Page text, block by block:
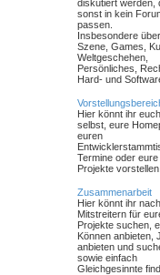
diskutiert werden,
sonst in kein
passen.
Insbesondere über
Szene, Games,
Weltgeschehen,
Persönliches,
Hard- und
Hier könnt ihr euch
selbst, eure
euren
Termine oder eure
Projekte vorstellen.
Zusammenarbeit
Hier könnt ihr nach
Mitstreitern für
Projekte suchen,
Können anbieten,
anbieten und
sowie einfach
Gleichgesinnte